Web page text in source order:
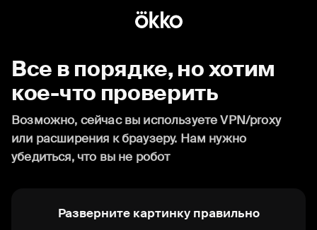
Все в порядке, но хотим
кое-что проверить
Возможно, сейчас вы используете VPN/proxy
или расширения к браузеру. Нам нужно
убедиться, что вы не робот
Разверните картинку правильно